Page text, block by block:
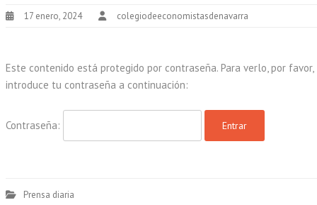
17 enero, 2024 colegiodeeconomistasdenavarra
Este contenido está protegido por contraseña. Para verlo, por favor,
introduce tu contraseña a continuación:
Contraseña:
Prensa diaria